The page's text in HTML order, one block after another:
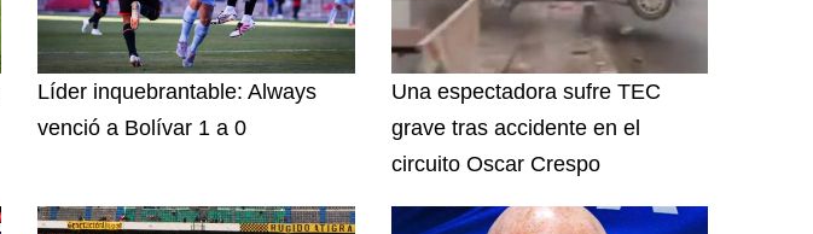
Líder inquebrantable: Always
venció a Bolívar 1 a 0
Una espectadora sufre TEC
grave tras accidente en el
circuito Oscar Crespo